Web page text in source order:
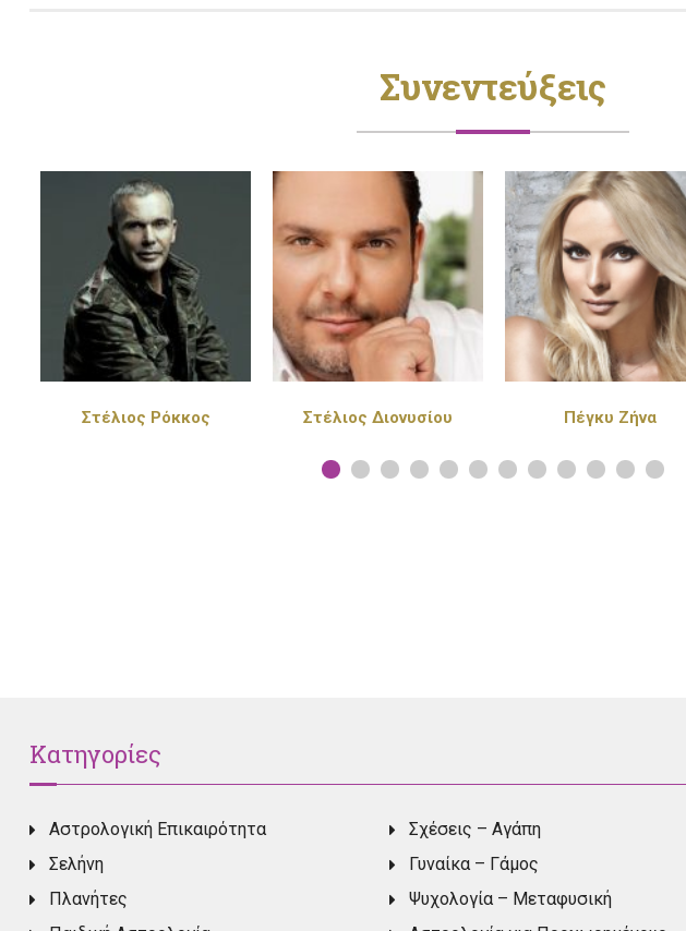
Συνεντεύξεις
Στέλιος Διονυσίου Πέγκυ Ζήνα Παντελής Καναράκης
Κατηγορίες
Αστρολογική Επικαιρότητα
Σελήνη
Πλανήτες
Σχέσεις – Αγάπη
Γυναίκα – Γάμος
Ψυχολογία – Μεταφυσική